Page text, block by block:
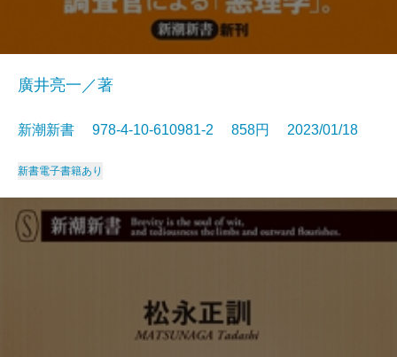
廣井亮一／著
新潮新書 978-4-10-610981-2 858円 2023/01/18
新書電子書籍あり